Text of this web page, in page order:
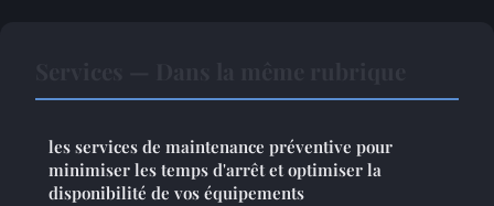
les services de maintenance préventive pour
minimiser les temps d'arrêt et optimiser la
disponibilité de vos équipements